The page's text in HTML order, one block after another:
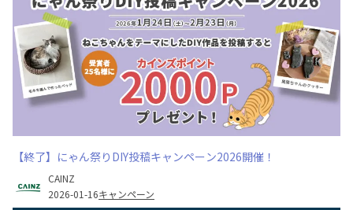
【終了】にゃん祭りDIY投稿キャンペーン2026開催！
CAINZ
2026-01-16キャンペーン